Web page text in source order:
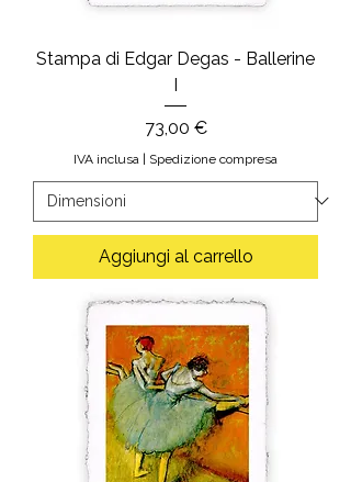
Stampa di Edgar Degas - Ballerine
I
Prezzo
73,00 €
IVA inclusa | Spedizione compresa
Aggiungi al carrello